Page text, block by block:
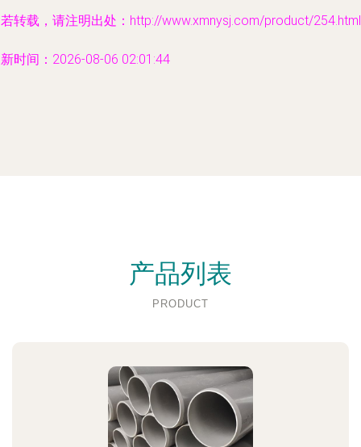
转载，请注明出处：http://www.xmnysj.com/product/254.html
时间：2026-08-06 02:01:44
产品列表
PRODUCT